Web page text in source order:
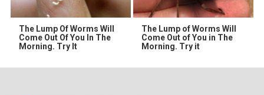
The Lump Of Worms Will
Come Out Of You In The
Morning. Try It
The Lump of Worms Will
Come Out of You in The
Morning. Try it